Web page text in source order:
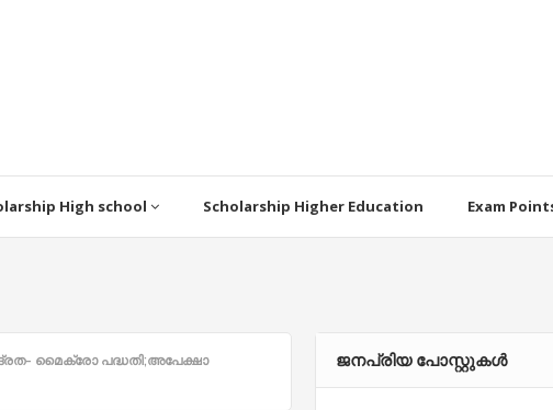
High school Scholarship Higher Education Exam
മൈക്രോ പദ്ധതി;അപേക്ഷാ
ജനപ്രിയ പോസ്റ്റുകള്‍‌